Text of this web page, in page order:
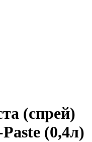
(спрей)
(0,4л)